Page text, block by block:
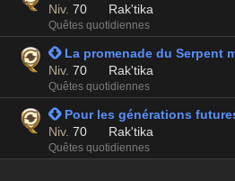
Niv. 70 Rak'tika
Quêtes quotidiennes
 La promenade du Serpent
Niv. 70 Rak'tika
Quêtes quotidiennes
 Pour les générations
Niv. 70 Rak'tika
Quêtes quotidiennes